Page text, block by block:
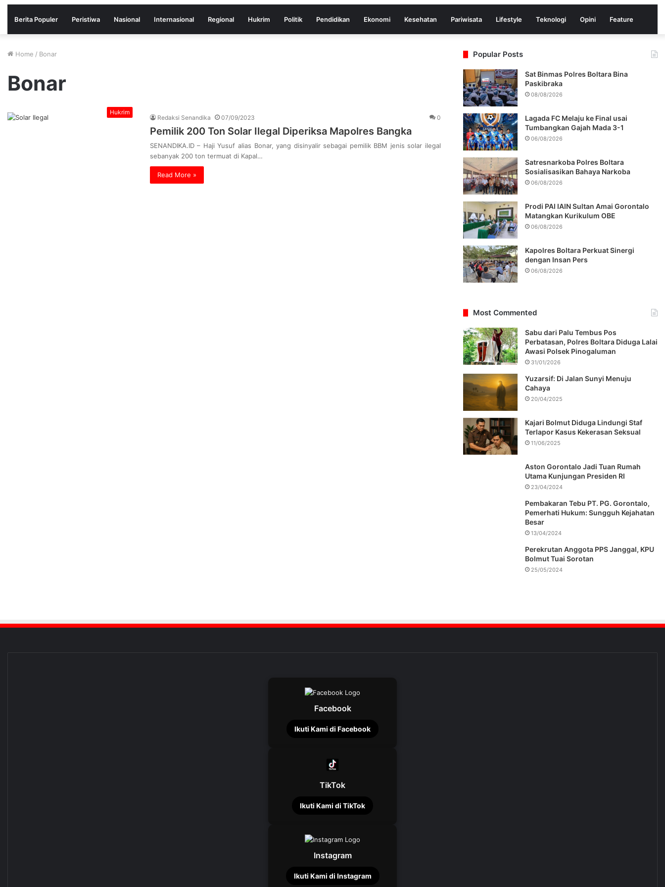
Berita Populer Peristiwa Nasional Internasional Regional Hukrim Politik Pendidikan Ekonomi Kesehatan Pariwisata Lifestyle Teknologi Opini Feature
Home / Bonar
Bonar
Hukrim
Redaksi Senandika 07/09/2023 0
Pemilik 200 Ton Solar Ilegal Diperiksa Mapolres Bangka
SENANDIKA.ID – Haji Yusuf alias Bonar, yang disinyalir sebagai pemilik BBM jenis solar ilegal
sebanyak 200 ton termuat di Kapal…
Read More »
Popular Posts
Sat Binmas Polres Boltara Bina
Paskibraka
08/08/2026
Lagada FC Melaju ke Final usai
Tumbangkan Gajah Mada 3-1
06/08/2026
Satresnarkoba Polres Boltara
Sosialisasikan Bahaya Narkoba
06/08/2026
Prodi PAI IAIN Sultan Amai Gorontalo
Matangkan Kurikulum OBE
06/08/2026
Kapolres Boltara Perkuat Sinergi
dengan Insan Pers
06/08/2026
Most Commented
Sabu dari Palu Tembus Pos
Perbatasan, Polres Boltara Diduga Lalai
Awasi Polsek Pinogaluman
31/01/2026
Yuzarsif: Di Jalan Sunyi Menuju
Cahaya
20/04/2025
Kajari Bolmut Diduga Lindungi Staf
Terlapor Kasus Kekerasan Seksual
11/06/2025
Aston Gorontalo Jadi Tuan Rumah
Utama Kunjungan Presiden RI
23/04/2024
Pembakaran Tebu PT. PG. Gorontalo,
Pemerhati Hukum: Sungguh Kejahatan
Besar
13/04/2024
Perekrutan Anggota PPS Janggal, KPU
Bolmut Tuai Sorotan
25/05/2024
Facebook
Ikuti Kami di Facebook
TikTok
Ikuti Kami di TikTok
Instagram
Ikuti Kami di Instagram